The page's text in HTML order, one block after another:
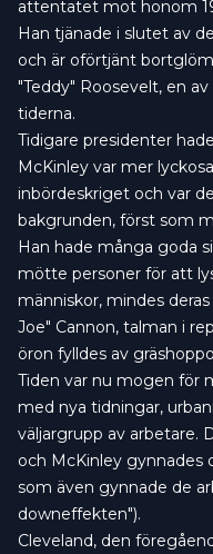
attentatet mot honom
Han tjänade i slutet av
och är oförtjänt
"Teddy" Roosevelt, en
tiderna.
Tidigare presidenter
McKinley var mer
inbördeskriget och var
bakgrunden, först som
Han hade många goda
mötte personer för att
människor, mindes
Joe" Cannon, talman i
öron fylldes av
Tiden var nu mogen för
med nya tidningar,
väljargrupp av arbetare.
och McKinley gynnades
som även gynnade de
downeffekten").
Cleveland, den